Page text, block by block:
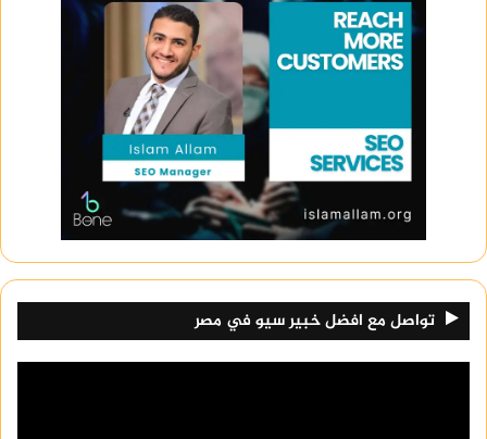
تواصل مع افضل خبير سيو في مصر